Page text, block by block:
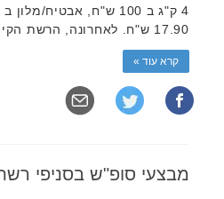
17.90 ש"ח. לאחרונה, הרשת הקימה את …
קרא עוד »
מבצעי סופ"ש בסניפי